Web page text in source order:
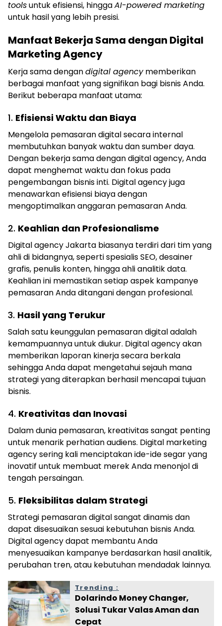
toolsuntuk efisiensi, hinggaAI-powered marketing
untuk hasil yang lebih presisi.
Manfaat Bekerja Sama dengan Digital
Marketing Agency
Kerja sama dengandigital agencymemberikan
berbagai manfaat yang signifikan bagi bisnis Anda.
Berikut beberapa manfaat utama:
1. Efisiensi Waktu dan Biaya
Mengelola pemasaran digital secara internal
membutuhkan banyak waktu dan sumber daya.
Dengan bekerja sama dengan digital agency, Anda
dapat menghemat waktu dan fokus pada
pengembangan bisnis inti. Digital agency juga
menawarkan efisiensi biaya dengan
mengoptimalkan anggaran pemasaran Anda.
2. Keahlian dan Profesionalisme
Digital agency Jakarta biasanya terdiri dari tim yang
ahli di bidangnya, seperti spesialis SEO, desainer
grafis, penulis konten, hingga ahli analitik data.
Keahlian ini memastikan setiap aspek kampanye
pemasaran Anda ditangani dengan profesional.
3. Hasil yang Terukur
Salah satu keunggulan pemasaran digital adalah
kemampuannya untuk diukur. Digital agency akan
memberikan laporan kinerja secara berkala
sehingga Anda dapat mengetahui sejauh mana
strategi yang diterapkan berhasil mencapai tujuan
bisnis.
4. Kreativitas dan Inovasi
Dalam dunia pemasaran, kreativitas sangat penting
untuk menarik perhatian audiens. Digital marketing
agency sering kali menciptakan ide-ide segar yang
inovatif untuk membuat merek Anda menonjol di
tengah persaingan.
5. Fleksibilitas dalam Strategi
Strategi pemasaran digital sangat dinamis dan
dapat disesuaikan sesuai kebutuhan bisnis Anda.
Digital agency dapat membantu Anda
menyesuaikan kampanye berdasarkan hasil analitik,
perubahan tren, atau kebutuhan mendadak lainnya.
Trending :
Dolarindo Money Changer,
Solusi Tukar Valas Aman dan
Cepat